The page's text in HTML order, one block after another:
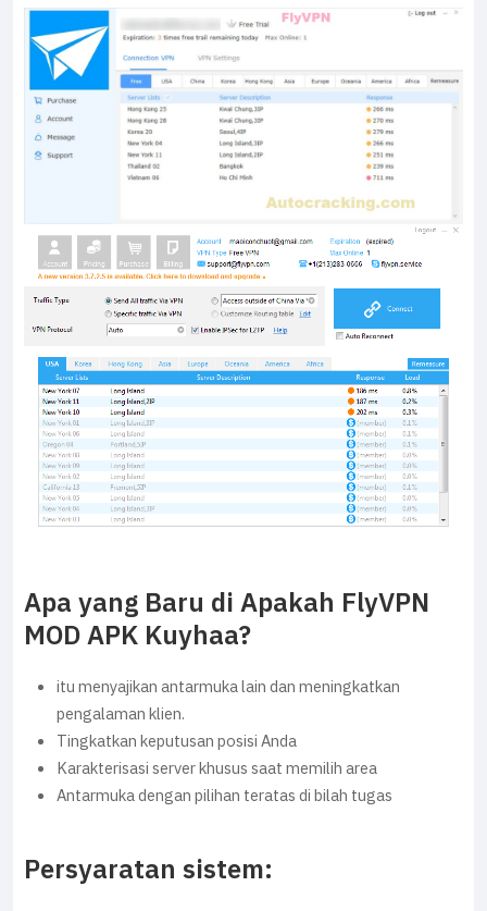
Apa yang Baru di Apakah FlyVPN
MOD APK Kuyhaa?
itu menyajikan antarmuka lain dan meningkatkan
pengalaman klien.
Tingkatkan keputusan posisi Anda
Karakterisasi server khusus saat memilih area
Antarmuka dengan pilihan teratas di bilah tugas
Persyaratan sistem: